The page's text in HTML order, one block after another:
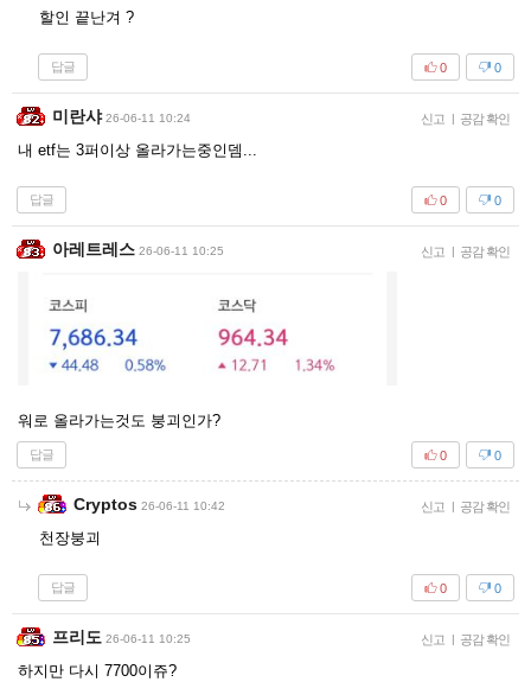
할인 끝난겨 ?
답글 0
0
미란샤 26-06-11 10:24 신고 공감 확인
내 etf는 3퍼이상 올라가는중인뎀...
답글 0
0
아레트레스 26-06-11 10:25 신고 공감 확인
워로 올라가는것도 붕괴인가?
답글 0
0
Cryptos 26-06-11 10:42 신고 공감 확인
천장붕괴
답글 0
0
프리도 26-06-11 10:25 신고 공감 확인
하지만 다시 7700이쥬?